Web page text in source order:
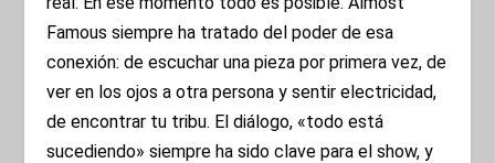
Famous siempre ha tratado del poder de esa
conexión: de escuchar una pieza por primera vez, de
ver en los ojos a otra persona y sentir electricidad,
de encontrar tu tribu. El diálogo, «todo está
sucediendo» siempre ha sido clave para el show, y